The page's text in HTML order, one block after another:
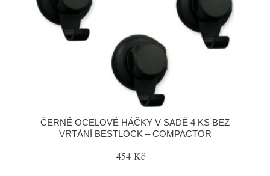
ČERNÉ OCELOVÉ HÁČKY V SADĚ 4 KS BEZ
VRTÁNÍ BESTLOCK – COMPACTOR
454 Kč